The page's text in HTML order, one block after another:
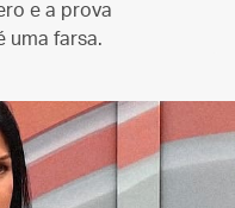
e a prova
uma farsa.